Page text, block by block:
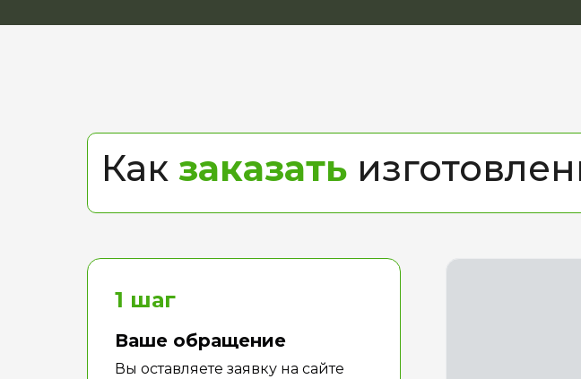
Как заказать
1 шаг
Ваше обращение
Вы оставляете заявку на сайте